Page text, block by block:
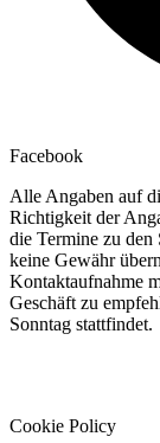
Facebook
Alle Angaben auf
Richtigkeit der
die Termine zu
keine Gewähr
Kontaktaufnahme
Geschäft zu
Sonntag stattfindet.
Cookie Policy